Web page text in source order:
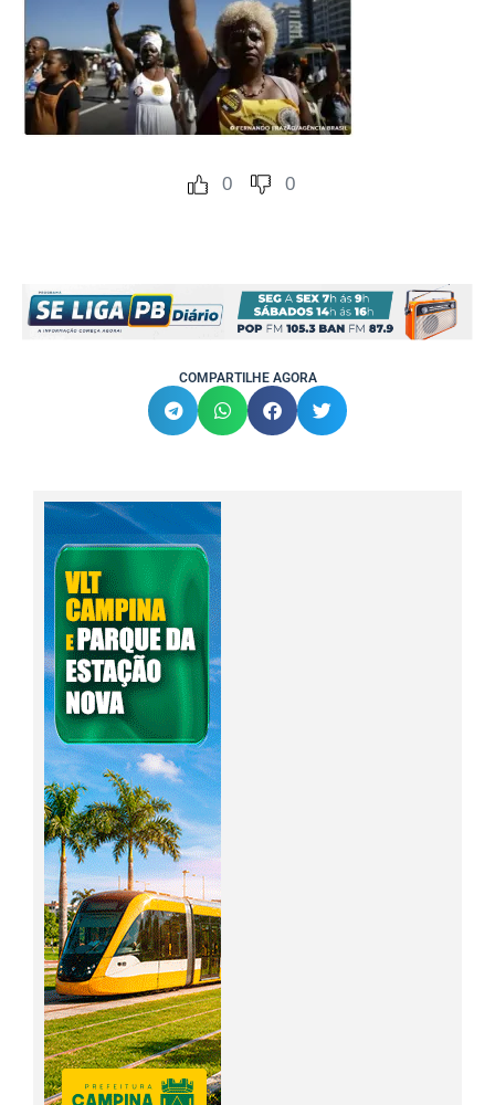
0 0
COMPARTILHE AGORA